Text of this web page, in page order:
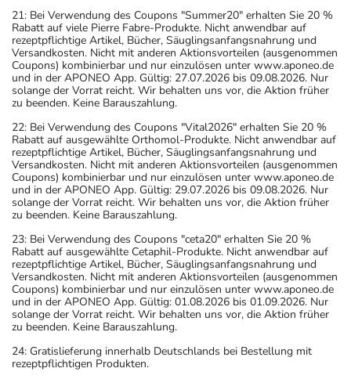
21: Bei Verwendung des Coupons "Summer20" erhalten Sie 20 %
Rabatt auf viele Pierre Fabre-Produkte. Nicht anwendbar auf
rezeptpflichtige Artikel, Bücher, Säuglingsanfangsnahrung und
Versandkosten. Nicht mit anderen Aktionsvorteilen (ausgenommen
Coupons) kombinierbar und nur einzulösen unter www.aponeo.de
und in der APONEO App. Gültig: 27.07.2026 bis 09.08.2026. Nur
solange der Vorrat reicht. Wir behalten uns vor, die Aktion früher
zu beenden. Keine Barauszahlung.
22: Bei Verwendung des Coupons "Vital2026" erhalten Sie 20 %
Rabatt auf ausgewählte Orthomol-Produkte. Nicht anwendbar auf
rezeptpflichtige Artikel, Bücher, Säuglingsanfangsnahrung und
Versandkosten. Nicht mit anderen Aktionsvorteilen (ausgenommen
Coupons) kombinierbar und nur einzulösen unter www.aponeo.de
und in der APONEO App. Gültig: 29.07.2026 bis 09.08.2026. Nur
solange der Vorrat reicht. Wir behalten uns vor, die Aktion früher
zu beenden. Keine Barauszahlung.
23: Bei Verwendung des Coupons "ceta20" erhalten Sie 20 %
Rabatt auf ausgewählte Cetaphil-Produkte. Nicht anwendbar auf
rezeptpflichtige Artikel, Bücher, Säuglingsanfangsnahrung und
Versandkosten. Nicht mit anderen Aktionsvorteilen (ausgenommen
Coupons) kombinierbar und nur einzulösen unter www.aponeo.de
und in der APONEO App. Gültig: 01.08.2026 bis 01.09.2026. Nur
solange der Vorrat reicht. Wir behalten uns vor, die Aktion früher
zu beenden. Keine Barauszahlung.
24: Gratislieferung innerhalb Deutschlands bei Bestellung mit
rezeptpflichtigen Produkten.